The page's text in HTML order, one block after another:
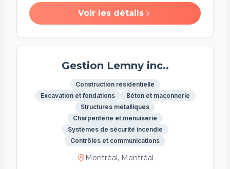
Voir les détails
Gestion Lemny inc..
Construction résidentielle
Excavation et fondations
Béton et maçonnerie
Structures métalliques
Charpenterie et menuiserie
Systèmes de sécurité incendie
Contrôles et communications
Montréal, Montréal